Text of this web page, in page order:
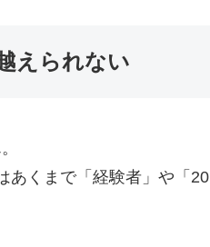
えられない
あくまで「経験者」や「20